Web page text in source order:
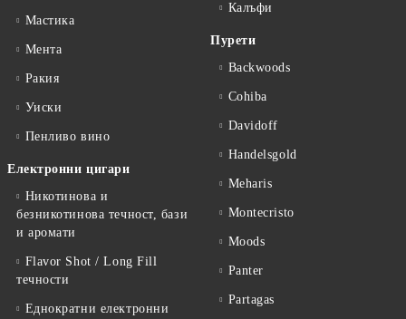
Мастика
Мента
Ракия
Уиски
Пенливо вино
Електронни цигари
Никотинова и
безникотинова течност, бази
и аромати
Flavor Shot / Long Fill
течности
Еднократни електронни
Калъфи
Пурети
Backwoods
Cohiba
Davidoff
Handelsgold
Meharis
Montecristo
Moods
Panter
Partagas